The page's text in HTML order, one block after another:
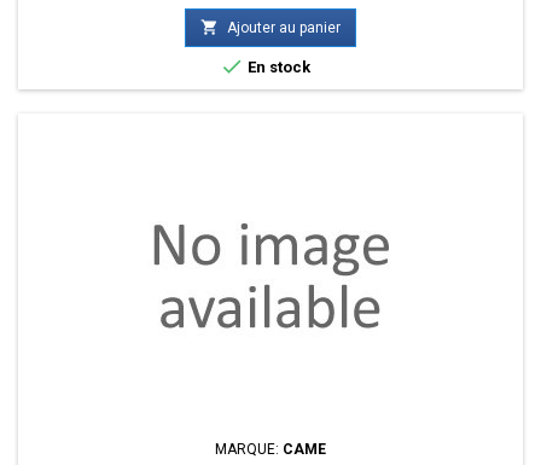
 Ajouter au panier
 En stock
MARQUE: CAME